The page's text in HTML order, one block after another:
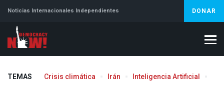
Noticias Internacionales Independientes DONAR
TEMAS Crisis climática Irán Inteligencia Artificial